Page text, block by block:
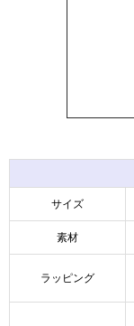
サイズ
素材
ラッピング